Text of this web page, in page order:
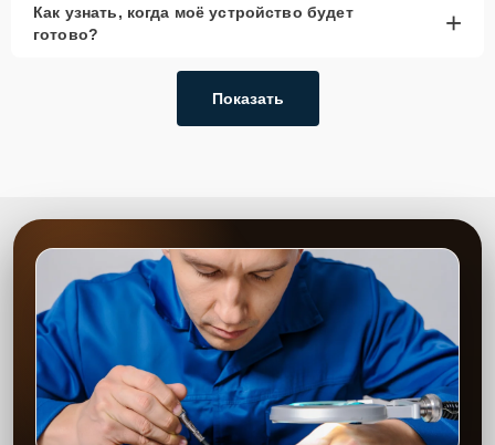
Как узнать, когда моё устройство будет
готово?
+
Показать